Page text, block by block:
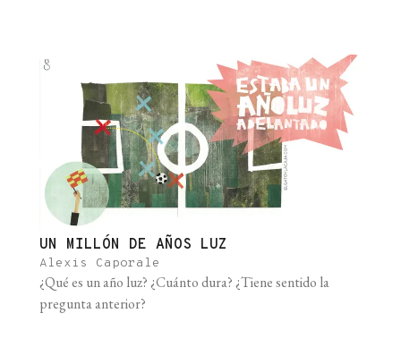
UN MILLÓN DE AÑOS LUZ
Alexis Caporale
¿Qué es un año luz? ¿Cuánto dura? ¿Tiene sentido la
pregunta anterior?